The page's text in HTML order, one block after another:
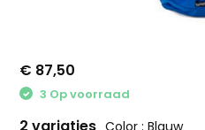
€ 87,50
3 Op voorraad